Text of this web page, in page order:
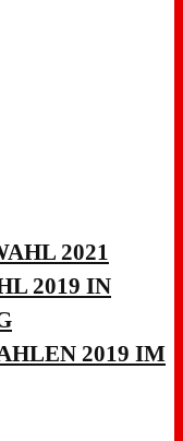
2021
2019 IN
2019 IM